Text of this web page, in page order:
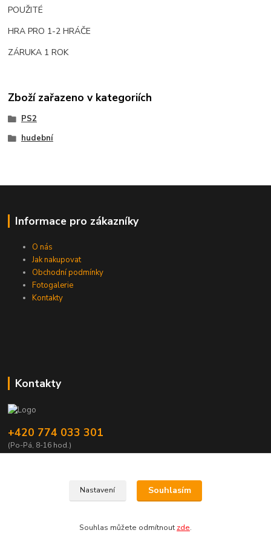
POUŽITÉ
HRA PRO 1-2 HRÁČE
ZÁRUKA 1 ROK
Zboží zařazeno v kategoriích
PS2
hudební
Informace pro zákazníky
O nás
Jak nakupovat
Obchodní podmínky
Fotogalerie
Kontakty
Kontakty
+420 774 033 301
(Po-Pá, 8-16 hod.)
Nastavení Souhlasím
Souhlas můžete odmítnout zde.